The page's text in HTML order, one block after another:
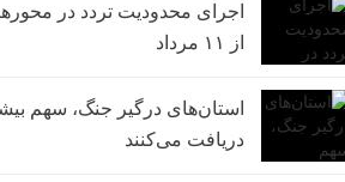
اجرای محدودیت تردد در
از ۱۱ مرداد
استان‌های درگیر جنگ، سهم
دریافت می‌کنند